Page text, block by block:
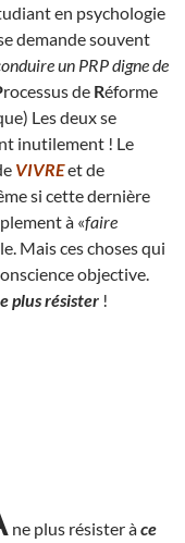
en psychologie
demande souvent
un PRP digne de
rocessus de Réforme
Les deux se
inutilement ! Le
VIVREet de
si cette dernière
à «faire
Mais ces choses qui
objective.
plus résister !
ne plus résister àce